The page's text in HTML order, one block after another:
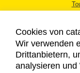
Cookies von
Wir verwenden
Drittanbietern,
analysieren